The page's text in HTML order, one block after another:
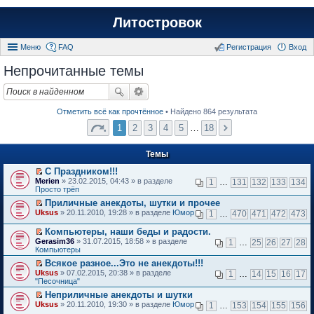
Литостровок
Меню FAQ Вход
Регистрация
Непрочитанные темы
Отметить всё как прочтённое • Найдено 864 результата
1 2 3 4 5 18
Темы
П
е
р
й
и
к
п
е
р
в
о
м
у
н
С Праздником!!!
1 … 131 132 133 134
Merien » 23.02.2015, 04:43 » в разделе
Просто трёп
П
р
е
й
т
и
к
п
е
р
в
Приличные анекдоты, шутки и прочее
1 … 470 471 472 473
Uksus » 20.11.2010, 19:28 » в разделе Юмор
П
е
р
е
й
т
и
к
п
Компьютеры, наши беды и радости.
1 … 25 26 27 28
Gerasim36 » 31.07.2015, 18:58 » в разделе
Компьютеры
П
е
р
е
й
Всякое разное...Это не анекдоты!!!
1 … 14 15 16 17
Uksus » 07.02.2015, 20:38 » в разделе
"Песочница"
П
Неприличные анекдоты и шутки
1 … 153 154 155 156
Uksus » 20.11.2010, 19:30 » в разделе Юмор